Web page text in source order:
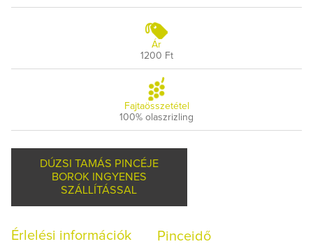
Ár
1200 Ft
Fajtaösszetétel
100% olaszrizling
DÚZSI TAMÁS PINCÉJE
BOROK INGYENES
SZÁLLÍTÁSSAL
Érlelési információk Pinceidő